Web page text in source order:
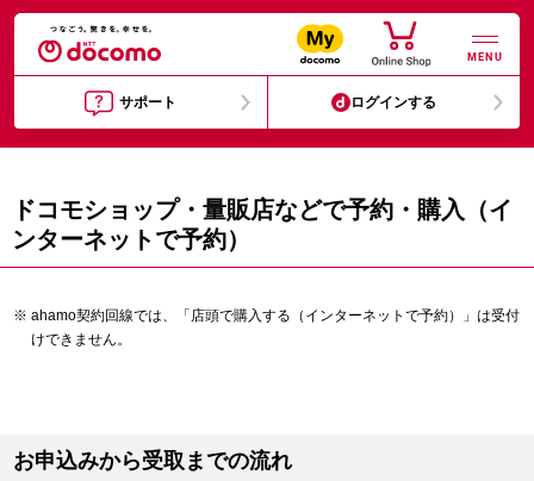
MENU
サポート ログインする
ドコモショップ・量販店などで予約・購入（イ
ンターネットで予約）
ahamo契約回線では、「店頭で購入する（インターネットで予約）」は受付
けできません。
お申込みから受取までの流れ